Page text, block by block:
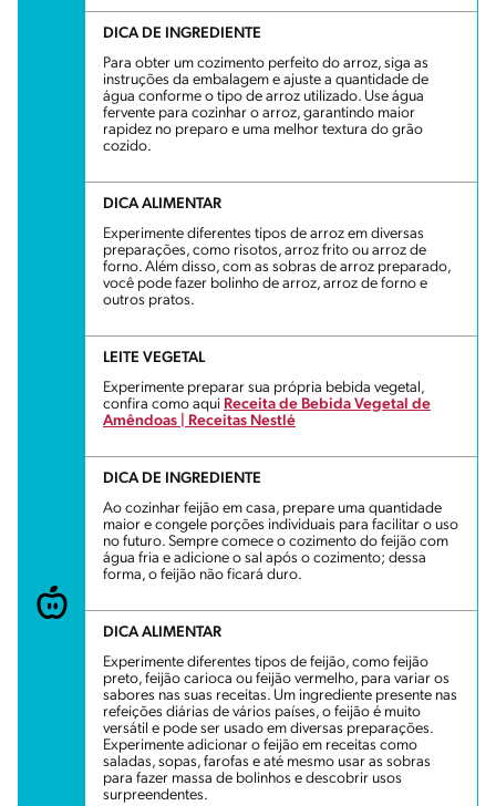
DICA DE INGREDIENTE
Para obter um cozimento perfeito do arroz, siga as
instruções da embalagem e ajuste a quantidade de
água conforme o tipo de arroz utilizado. Use água
fervente para cozinhar o arroz, garantindo maior
rapidez no preparo e uma melhor textura do grão
cozido.
DICA ALIMENTAR
Experimente diferentes tipos de arroz em diversas
preparações, como risotos, arroz frito ou arroz de
forno. Além disso, com as sobras de arroz preparado,
você pode fazer bolinho de arroz, arroz de forno e
outros pratos.
LEITE VEGETAL
Experimente preparar sua própria bebida vegetal,
confira como aqui Receita de Bebida Vegetal de
Amêndoas | Receitas Nestlé
DICA DE INGREDIENTE
Ao cozinhar feijão em casa, prepare uma quantidade
maior e congele porções individuais para facilitar o uso
no futuro. Sempre comece o cozimento do feijão com
água fria e adicione o sal após o cozimento; dessa
forma, o feijão não ficará duro.
DICA ALIMENTAR
Experimente diferentes tipos de feijão, como feijão
preto, feijão carioca ou feijão vermelho, para variar os
sabores nas suas receitas. Um ingrediente presente nas
refeições diárias de vários países, o feijão é muito
versátil e pode ser usado em diversas preparações.
Experimente adicionar o feijão em receitas como
saladas, sopas, farofas e até mesmo usar as sobras
para fazer massa de bolinhos e descobrir usos
surpreendentes.